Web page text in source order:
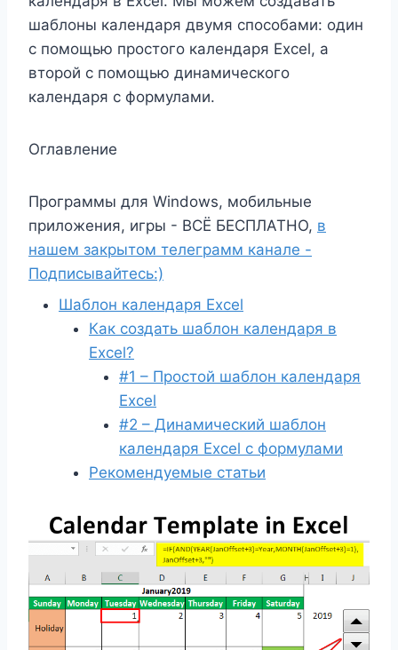
шаблоны календаря двумя способами: один
с помощью простого календаря Excel, а
второй с помощью динамического
календаря с формулами.
Оглавление
Программы для Windows, мобильные
приложения, игры - ВСЁ БЕСПЛАТНО, в
нашем закрытом телеграмм канале -
Подписывайтесь:)
Шаблон календаря Excel
Как создать шаблон календаря в
Excel?
#1 – Простой шаблон календаря
Excel
#2 – Динамический шаблон
календаря Excel с формулами
Рекомендуемые статьи